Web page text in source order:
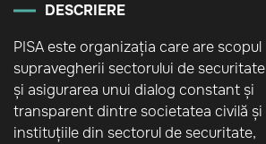
DESCRIERE
PISA este organizația care are scopul
supravegherii sectorului de securitate
și asigurarea unui dialog constant și
transparent dintre societatea civilă și
instituțiile din sectorul de securitate,